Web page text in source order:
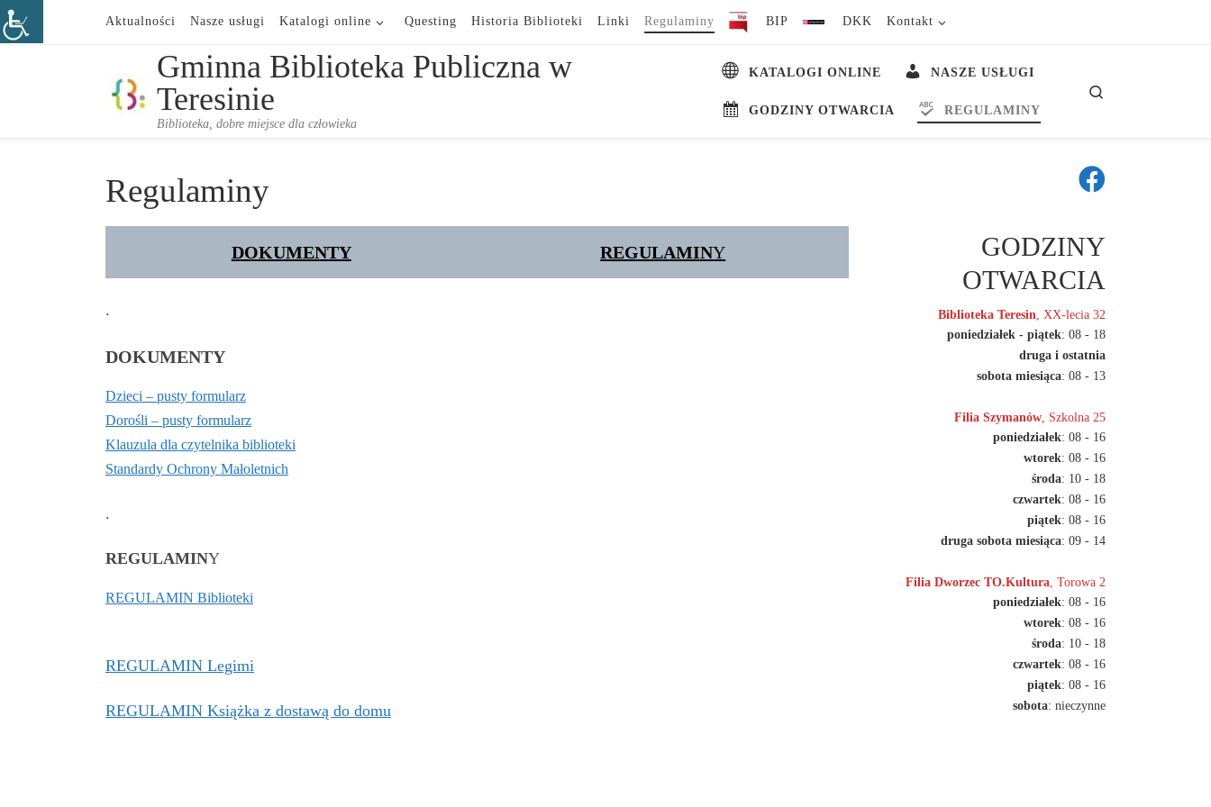
Przejdź do treściAktualności Nasze usługi Katalogi online Questing Historia Biblioteki Linki Regulaminy BIP DKK Kontakt
Gminna Biblioteka Publiczna w
Teresinie
Biblioteka, dobre miejsce dla człowieka
KATALOGI ONLINE NASZE USŁUGI
GODZINY OTWARCIA REGULAMINY
Regulaminy
DOKUMENTY REGULAMINY
.
DOKUMENTY
Dzieci – pusty formularz
Dorośli – pusty formularz
Klauzula dla czytelnika biblioteki
Standardy Ochrony Małoletnich
.
REGULAMINY
REGULAMIN Biblioteki
REGULAMIN Legimi
REGULAMIN Książka z dostawą do domu
GODZINY
OTWARCIA
Biblioteka Teresin , XX-lecia 32
poniedziałek - piątek: 08 - 18
druga i ostatnia
sobota miesiąca: 08 - 13
Filia Szymanów , Szkolna 25
poniedziałek: 08 - 16
wtorek: 08 - 16
środa: 10 - 18
czwartek: 08 - 16
piątek: 08 - 16
druga sobota miesiąca: 09 - 14
Filia Dworzec TO.Kultura , Torowa 2
poniedziałek: 08 - 16
wtorek: 08 - 16
środa: 10 - 18
czwartek: 08 - 16
piątek: 08 - 16
sobota: nieczynne